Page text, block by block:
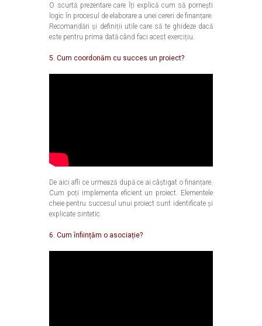
O scurtă prezentare care îți explică cum să pornești
logic în procesul de elaborare a unei cereri de finanțare.
Recomandări și definiții utile care să te ghideze dacă
este pentru prima dată când faci acest exercițiu.
5. Cum coordonăm cu succes un proiect?
De aici afli ce urmează după ce ai câștigat o finanțare.
Cum poți implementa eficient un proiect. Elementele
cheie pentru succesul unui proiect sunt identificate și
explicate sintetic.
6. Cum înființăm o asociație?